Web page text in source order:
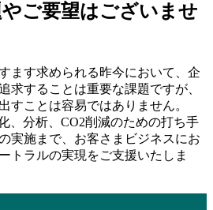
ご要望はございませ
ます求められる昨今において、企
求することは重要な課題ですが、
すことは容易ではありません。
、分析、CO2削減のための打ち手
実施まで、お客さまビジネスにお
トラルの実現をご支援いたしま